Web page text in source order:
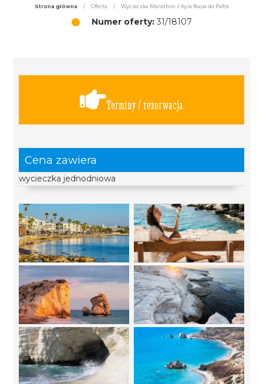
Strona główna / Oferta / Wycieczka Marathon z Ayia Napa do Pafos
Numer oferty:31/18107
Terminy / rezerwacja
Cena zawiera
wycieczka jednodniowa